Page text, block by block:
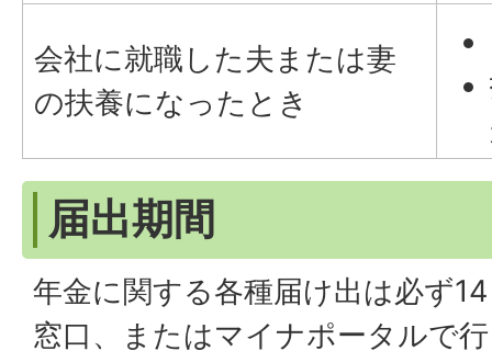
会社に就職した夫または妻
の扶養になったとき
届出期間
年金に関する各種届け出は必ず
窓口、またはマイナポータルで